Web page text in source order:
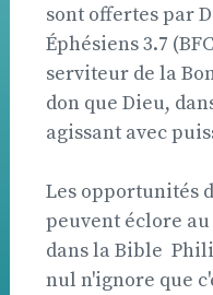
sont offertes par
Éphésiens 3.7
serviteur de la
don que Dieu,
agissant avec
Les opportunités
peuvent éclore
dans la Bible 
nul n'ignore que